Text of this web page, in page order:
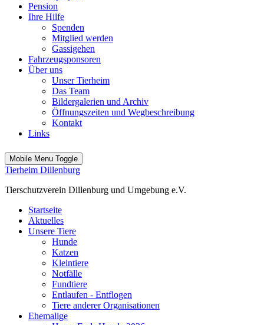
Pension
Ihre Hilfe
Spenden
Mitglied werden
Gassigehen
Fahrzeugsponsoren
Über uns
Unser Tierheim
Das Team
Bildergalerien und Archiv
Öffnungszeiten und Wegbeschreibung
Kontakt
Links
Mobile Menu Toggle
Tierheim Dillenburg
Tierschutzverein Dillenburg und Umgebung e.V.
Startseite
Aktuelles
Unsere Tiere
Hunde
Katzen
Kleintiere
Notfälle
Fundtiere
Entlaufen - Entflogen
Tiere anderer Organisationen
Ehemalige